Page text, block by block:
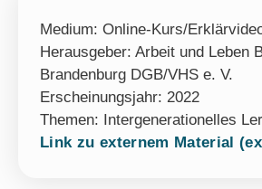
Medium: Online-Kurs/
Herausgeber: Arbeit und Leben
Brandenburg DGB/VHS e. V.
Erscheinungsjahr: 2022
Themen: Intergenerationelles
Link zu externem Material